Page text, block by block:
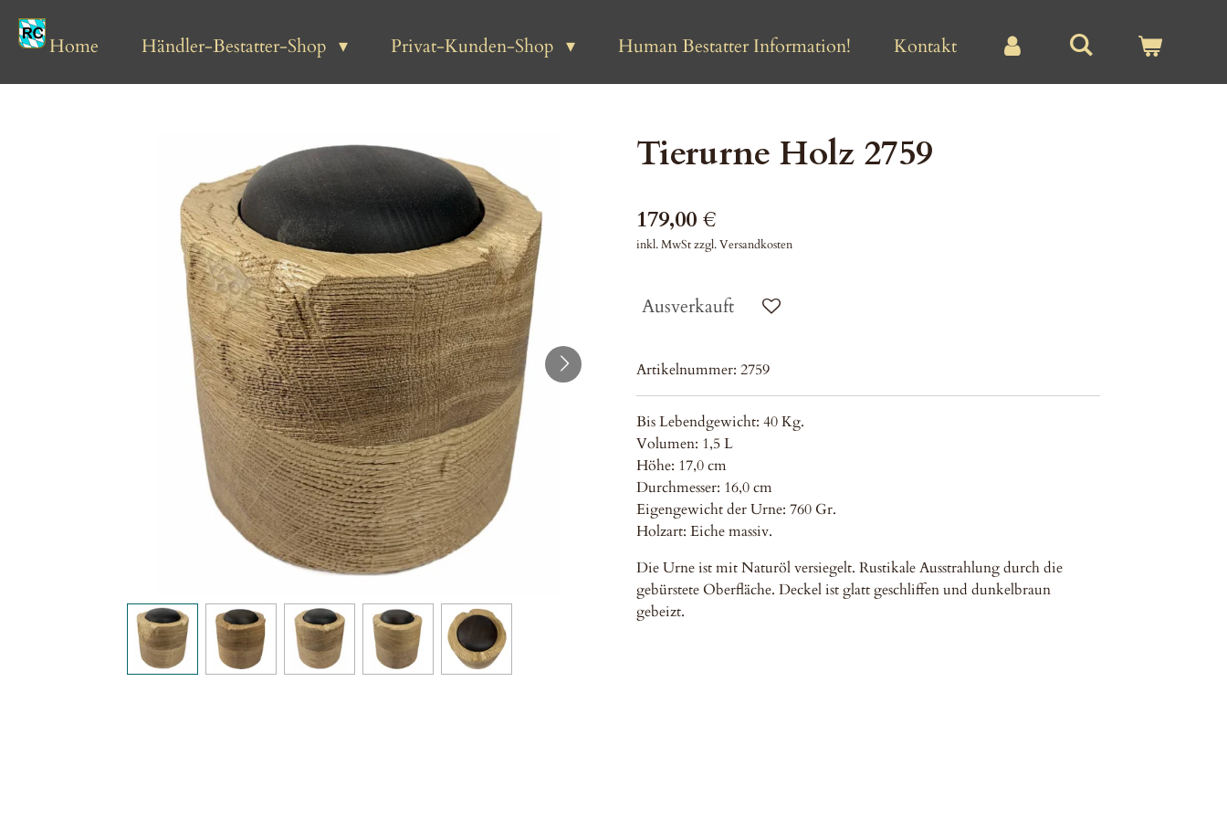
Zum
Hauptinhalt
Home Händler-Bestatter-Shop Privat-Kunden-Shop Human Bestatter Information! Kontakt
Tierurne Holz 2759
179,00 €
inkl. MwSt zzgl. Versandkosten
Ausverkauft
Artikelnummer: 2759
Bis Lebendgewicht: 40 Kg.
Volumen: 1,5 L
Höhe: 17,0 cm
Durchmesser: 16,0 cm
Eigengewicht der Urne: 760 Gr.
Holzart: Eiche massiv.
Die Urne ist mit Naturöl versiegelt. Rustikale Ausstrahlung durch die
gebürstete Oberfläche. Deckel ist glatt geschliffen und dunkelbraun
gebeizt.